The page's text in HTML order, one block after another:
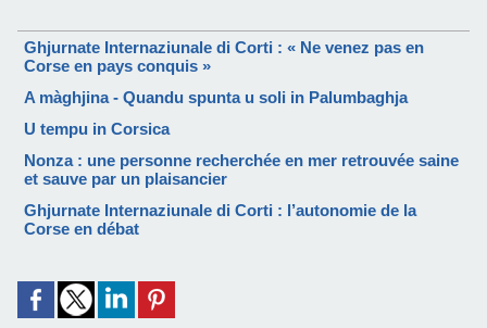
Ghjurnate Internaziunale di Corti : « Ne venez pas en
Corse en pays conquis »
A màghjina - Quandu spunta u soli in Palumbaghja
U tempu in Corsica
Nonza : une personne recherchée en mer retrouvée saine
et sauve par un plaisancier
Ghjurnate Internaziunale di Corti : l’autonomie de la
Corse en débat